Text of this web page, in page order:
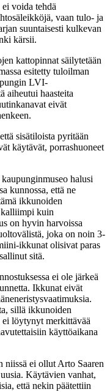
voida tehdä
vaan tulo- ja
suuntaisesti kulkevan
kärsii.
kattopinnat säilytetään
esitetty tuloilman
LVI-
aiheutui haasteita
eivät
sisätiloista pyritään
käytävät, porrashuoneet
halusi
kunnossa, että ne
ikkunoiden
kalliimpi kuin
on hyvin harvoissa
joka on noin 3-
ikkunat olisivat paras
sitä.
ei ole järkeä
Ikkunat eivät
sillä ikkunoiden
löytynyt merkittävää
käyttöaikana
niissä ei ollut Arto Saaren
Käytävien vanhat,
että nekin päätettiin